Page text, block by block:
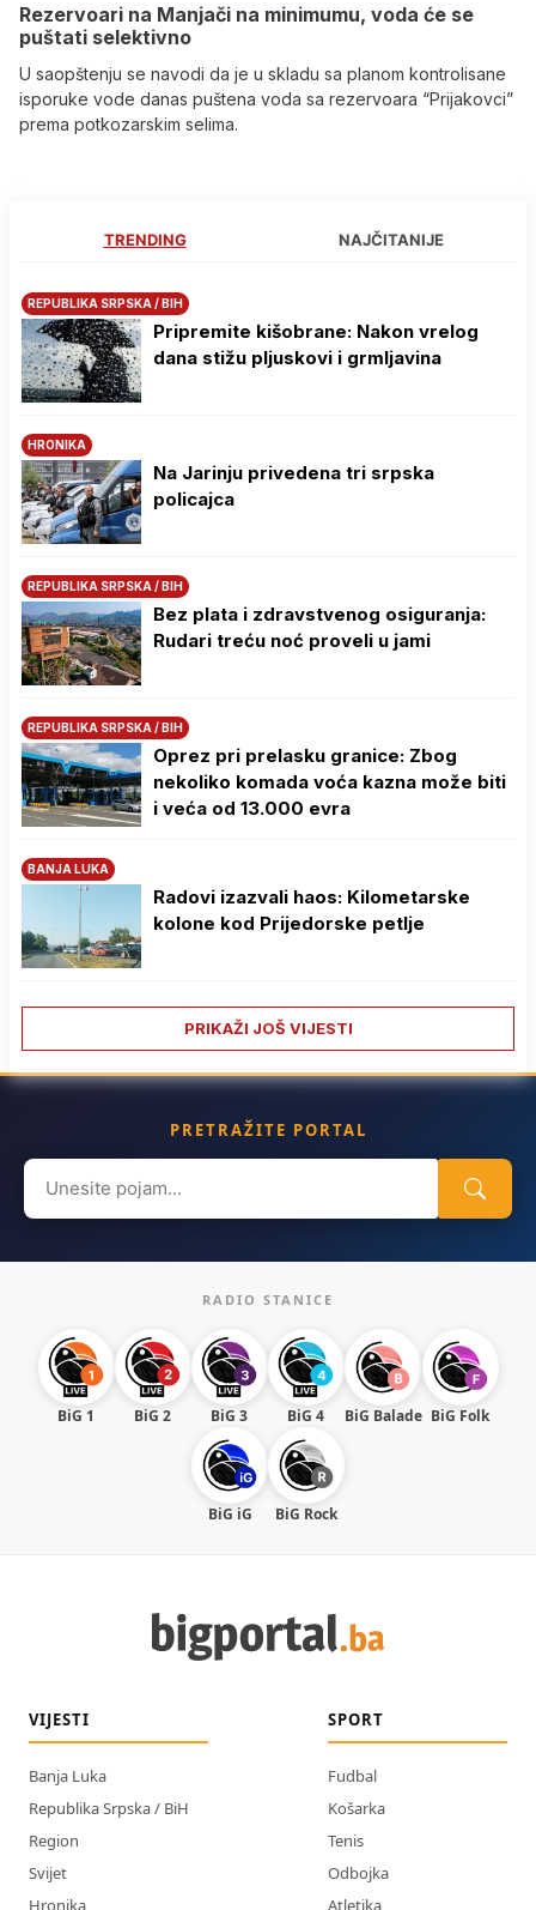
Rezervoari na Manjači na minimumu, voda će se
puštati selektivno
U saopštenju se navodi da je u skladu sa planom kontrolisane
isporuke vode danas puštena voda sa rezervoara “Prijakovci”
prema potkozarskim selima.
TRENDING NAJČITANIJE
REPUBLIKA SRPSKA / BIH
Pripremite kišobrane: Nakon vrelog
dana stižu pljuskovi i grmljavina
HRONIKA
Na Јarinju privedena tri srpska
policajca
REPUBLIKA SRPSKA / BIH
Bez plata i zdravstvenog osiguranja:
Rudari treću noć proveli u jami
REPUBLIKA SRPSKA / BIH
Oprez pri prelasku granice: Zbog
nekoliko komada voća kazna može biti
i veća od 13.000 evra
BANJA LUKA
Radovi izazvali haos: Kilometarske
kolone kod Prijedorske petlje
PRIKAŽI JOŠ VIJESTI
PRETRAŽITE PORTAL
Search
for:
RADIO STANICE
BiG 1 BiG 2 BiG 3 BiG 4 BiG Balade BiG Folk
BiG iG BiG Rock
VIJESTI
Banja Luka
Republika Srpska / BiH
Region
Svijet
Hronika
SPORT
Fudbal
Košarka
Tenis
Odbojka
Atletika